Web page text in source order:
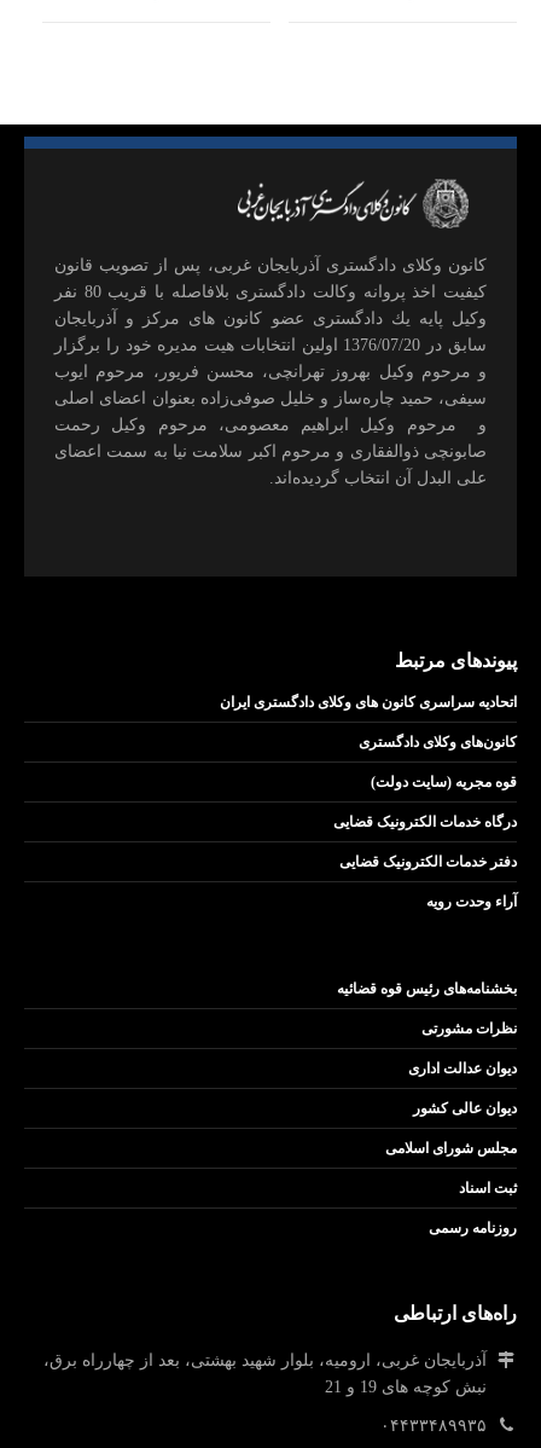
كانون وكلای دادگستری آذربايجان غربی، پس از تصويب قانون
كيفيت اخذ پروانه وكالت دادگستری بلافاصله با قريب 80 نفر
وكيل پايه يك دادگستری عضو كانون های مركز و آذربايجان
سابق در 1376/07/20 اولين انتخابات هيت مديره خود را برگزار
و مرحوم وکیل بهروز تهرانچی، محسن فريور، مرحوم ايوب
سيفی، حميد چاره‌ساز و خليل صوفی‌زاده بعنوان اعضای اصلی
و مرحوم وکیل ابراهيم معصومی، مرحوم وکیل رحمت
صابونچی ذوالفقاری و مرحوم اكبر سلامت نيا به سمت اعضای
علی البدل آن انتخاب گرديده‌اند.
پیوندهای مرتبط
اتحادیه سراسری کانون های وکلای دادگستری ایران
کانون‌های وکلای دادگستری
قوه مجریه (سایت دولت)
درگاه خدمات الکترونیک قضایی
دفتر خدمات الکترونیک قضایی
آراء وحدت رویه
بخشنامه‌های رئیس قوه قضائیه
نظرات مشورتی
دیوان عدالت اداری
دیوان عالی کشور
مجلس شورای اسلامی
ثبت اسناد
روزنامه رسمی
راه‌های ارتباطی
آذربایجان غربی، ارومیه، بلوار شهید بهشتی، بعد از چهارراه برق،
نبش کوچه های 19 و 21
۰۴۴۳۳۴۸۹۹۳۵